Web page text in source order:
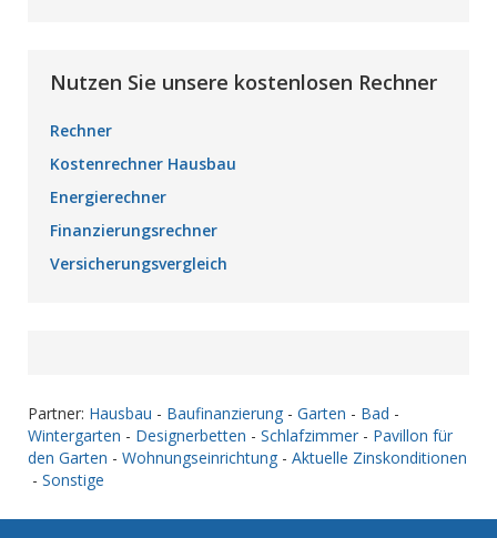
Nutzen Sie unsere kostenlosen Rechner
Rechner
Kostenrechner Hausbau
Energierechner
Finanzierungsrechner
Versicherungsvergleich
Partner: Hausbau - Baufinanzierung - Garten - Bad -
Wintergarten - Designerbetten - Schlafzimmer - Pavillon für
den Garten - Wohnungseinrichtung - Aktuelle Zinskonditionen
- Sonstige